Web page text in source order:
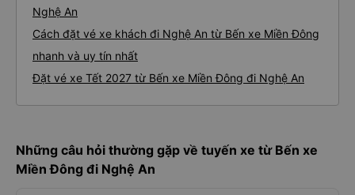
Nghệ An
Cách đặt vé xe khách đi Nghệ An từ Bến xe Miền Đông
nhanh và uy tín nhất
Đặt vé xe Tết 2027 từ Bến xe Miền Đông đi Nghệ An
Những câu hỏi thường gặp về tuyến xe từ Bến xe
Miền Đông đi Nghệ An